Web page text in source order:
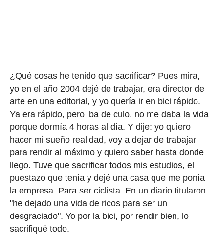
¿Qué cosas he tenido que sacrificar? Pues mira,
yo en el año 2004 dejé de trabajar, era director de
arte en una editorial, y yo quería ir en bici rápido.
Ya era rápido, pero iba de culo, no me daba la vida
porque dormía 4 horas al día. Y dije: yo quiero
hacer mi sueño realidad, voy a dejar de trabajar
para rendir al máximo y quiero saber hasta donde
llego. Tuve que sacrificar todos mis estudios, el
puestazo que tenía y dejé una casa que me ponía
la empresa. Para ser ciclista. En un diario titularon
"he dejado una vida de ricos para ser un
desgraciado". Yo por la bici, por rendir bien, lo
sacrifiqué todo.